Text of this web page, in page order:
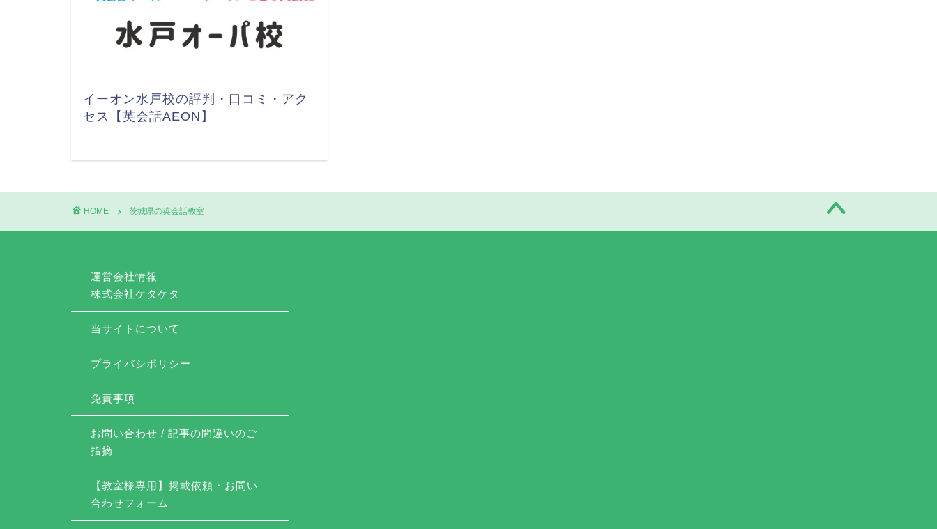
イーオン水戸校の評判・口コミ・アク
セス【英会話AEON】
HOME 茨城県の英会話教室
運営会社情報
株式会社ケタケタ
当サイトについて
プライバシポリシー
免責事項
お問い合わせ / 記事の間違いのご
指摘
【教室様専用】掲載依頼・お問い
合わせフォーム